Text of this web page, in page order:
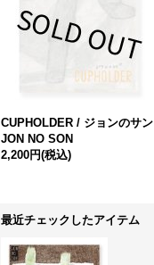
CUPHOLDER / ジョンのサン
JON NO SON
2,200円(税込)
最近チェックしたアイテム